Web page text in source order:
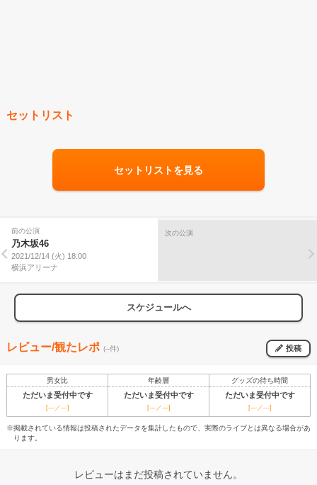
セットリスト
セットリストを見る
前の公演
乃木坂46
2021/12/14 (火) 18:00
横浜アリーナ
次の公演
スケジュールへ
レビュー/観たレポ (--件) 投稿
男女比 年齢層 グッズの待ち時間
ただいま受付中です ただいま受付中です ただいま受付中です
[---／---] [---／---] [---／---]
※掲載されている情報は投稿されたデータを集計したもので、実際のライブとは異なる場合があ
ります。
レビューはまだ投稿されていません。